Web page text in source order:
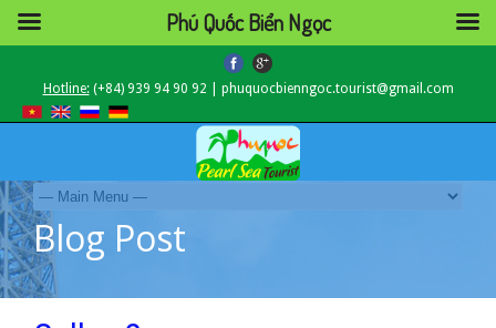
Hotline:(+84) 939 94 90 92 | phuquocbienngoc.tourist@gmail.com
Blog Post
Phú Quốc Biển Ngọc